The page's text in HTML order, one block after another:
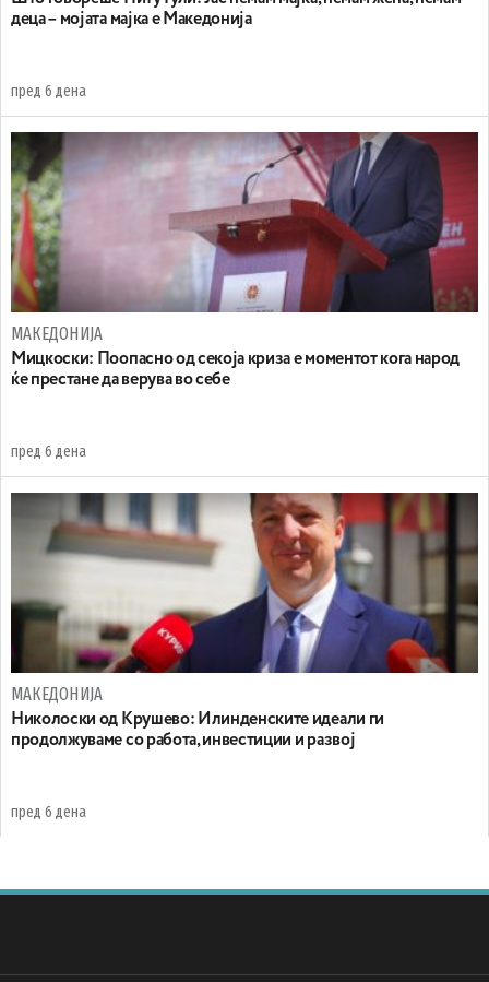
деца – мојата мајка е Македонија
пред 6 дена
МАКЕДОНИЈА
Мицкоски: Поопасно од секоја криза е моментот кога народ
ќе престане да верува во себе
пред 6 дена
МАКЕДОНИЈА
Николоски од Крушево: Илинденските идеали ги
продолжуваме со работа, инвестиции и развој
пред 6 дена